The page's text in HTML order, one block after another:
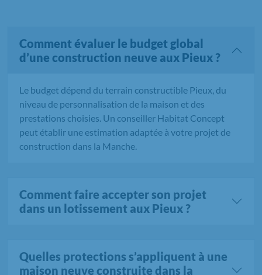
Comment évaluer le budget global
d’une construction neuve aux Pieux ?
Le budget dépend du terrain constructible Pieux, du
niveau de personnalisation de la maison et des
prestations choisies. Un conseiller Habitat Concept
peut établir une estimation adaptée à votre projet de
construction dans la Manche.
Comment faire accepter son projet
dans un lotissement aux Pieux ?
Quelles protections s’appliquent à une
maison neuve construite dans la